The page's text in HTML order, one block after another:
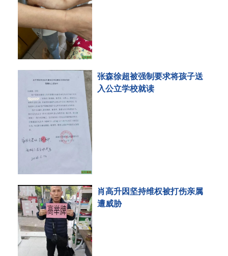
张森徐超被强制要求将孩子送
入公立学校就读
肖高升因坚持维权被打伤亲属
遭威胁